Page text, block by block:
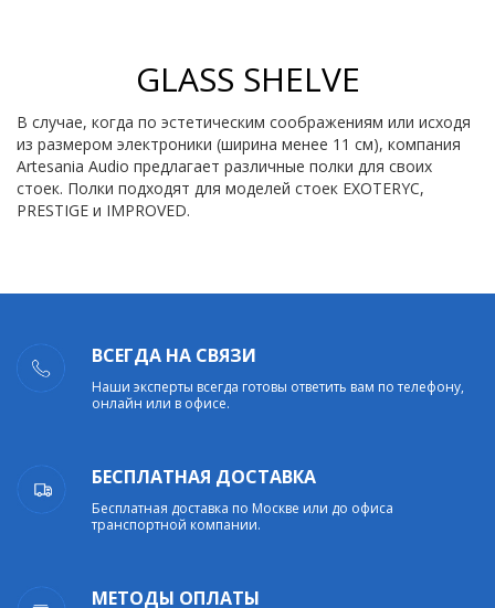
GLASS SHELVE
В случае, когда по эстетическим соображениям или исходя
из размером электроники (ширина менее 11 см), компания
Artesania Audio предлагает различные полки для своих
стоек. Полки подходят для моделей стоек EXOTERYC,
PRESTIGE и IMPROVED.
ВСЕГДА НА СВЯЗИ
Наши эксперты всегда готовы ответить вам по телефону,
онлайн или в офисе.
БЕСПЛАТНАЯ ДОСТАВКА
Бесплатная доставка по Москве или до офиса
транспортной компании.
МЕТОДЫ ОПЛАТЫ